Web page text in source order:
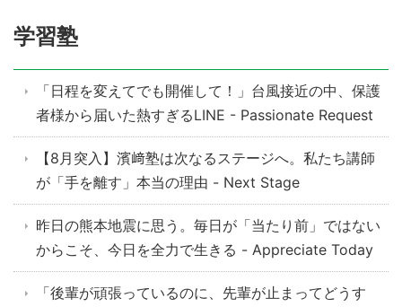
学習塾
「日程を変えてでも開催して！」台風接近の中、保護
者様から届いた熱すぎるLINE - Passionate Request
【8月突入】濱﨑塾は次なるステージへ。私たち講師
が「手を離す」本当の理由 - Next Stage
昨日の熊本地震に思う。毎日が「当たり前」ではない
からこそ、今日を全力で生きる - Appreciate Today
「後輩が頑張っているのに、先輩が止まってどうす